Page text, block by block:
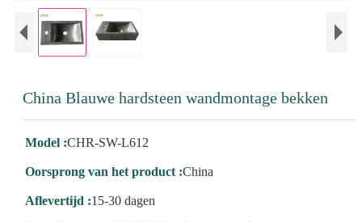
China Blauwe hardsteen wandmontage bekken
Model :CHR-SW-L612
Oorsprong van het product :China
Aflevertijd :15-30 dagen